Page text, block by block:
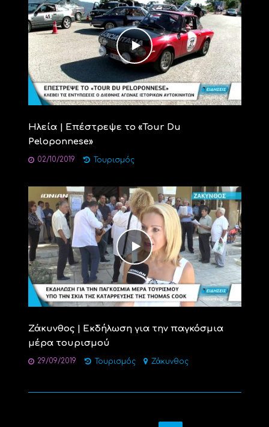
Ηλεία | Επέστρεψε το «Tour Du
Peloponnese»
02/10/2019 Τουρισμός
Ζάκυνθος | Εκδήλωση για την παγκόσμια
μέρα τουρισμού
29/09/2019 Τουρισμός Ζάκυνθος